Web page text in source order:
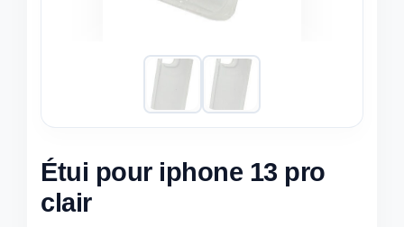
Étui pour iphone 13 pro
clair